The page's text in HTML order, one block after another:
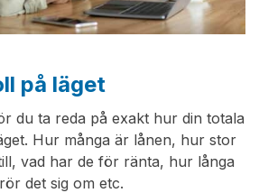
på läget
du ta reda på exakt hur din totala
Hur många är lånen, hur stor
vad har de för ränta, hur långa
det sig om etc.